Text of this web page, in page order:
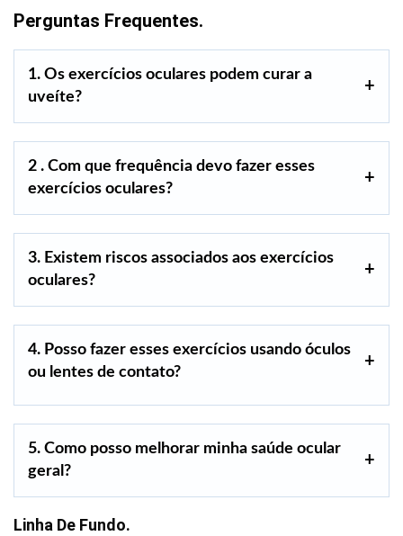
Perguntas Frequentes.
1. Os exercícios oculares podem curar a
uveíte?
2 . Com que frequência devo fazer esses
exercícios oculares?
3. Existem riscos associados aos exercícios
oculares?
4. Posso fazer esses exercícios usando óculos
ou lentes de contato?
5. Como posso melhorar minha saúde ocular
geral?
Linha De Fundo.